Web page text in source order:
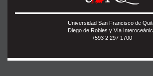
Universidad San Francisco de
Diego de Robles y Vía
+593 2 297 1700